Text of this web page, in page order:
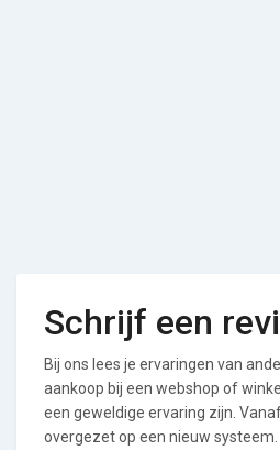
Schrijf een
Bij ons lees je ervaringen van
aankoop bij een webshop of
een geweldige ervaring zijn.
overgezet op een nieuw